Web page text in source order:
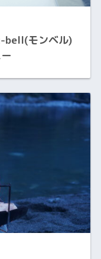
bell(モンベル)